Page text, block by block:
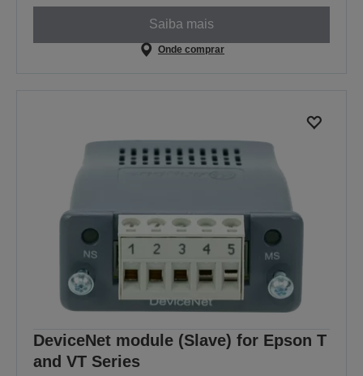
Saiba mais
Onde comprar
DeviceNet module (Slave) for Epson T
and VT Series